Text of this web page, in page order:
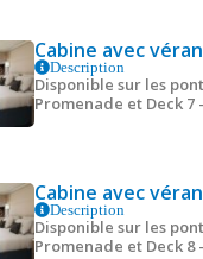
Cabine avec
Description
Disponible sur les
Promenade et Deck 7
Cabine avec
Description
Disponible sur les
Promenade et Deck 8